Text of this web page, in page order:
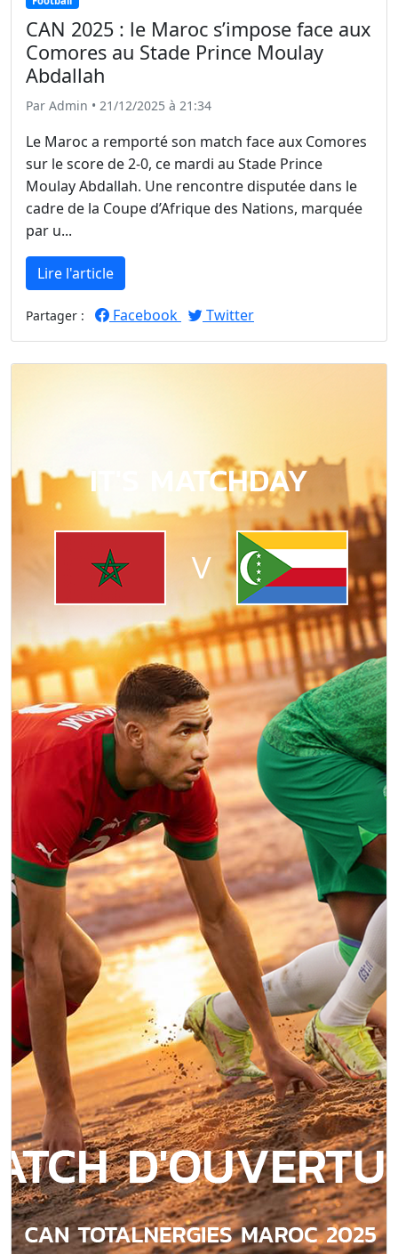
CAN 2025 : le Maroc s’impose face aux
Comores au Stade Prince Moulay
Abdallah
Par Admin • 21/12/2025 à 21:34
Le Maroc a remporté son match face aux Comores
sur le score de 2-0, ce mardi au Stade Prince
Moulay Abdallah. Une rencontre disputée dans le
cadre de la Coupe d’Afrique des Nations, marquée
par u...
Lire l'article
Partager : Facebook Twitter